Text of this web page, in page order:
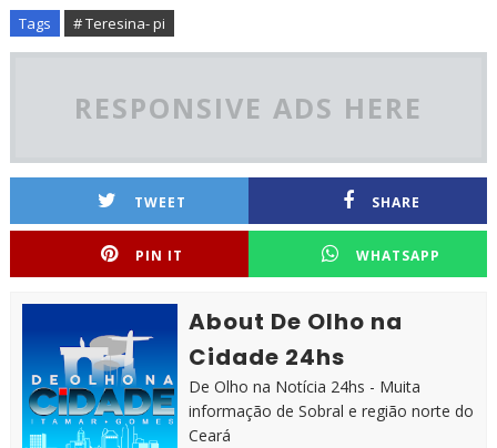
Tags # Teresina- pi
RESPONSIVE ADS HERE
TWEET SHARE
PIN IT WHATSAPP
About De Olho na
Cidade 24hs
De Olho na Notícia 24hs - Muita
informação de Sobral e região norte do
Ceará